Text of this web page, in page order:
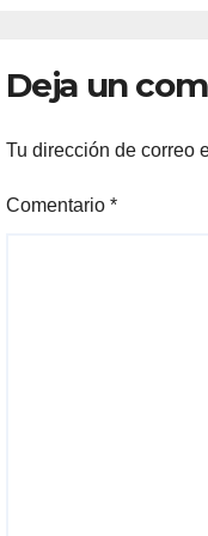
Deja un
Tu dirección de correo
Comentario *